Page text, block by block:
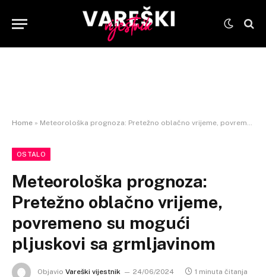
Home » Meteorološka prognoza: Pretežno oblačno vrijeme, povremeno su mogući pljuskovi sa grmljavinom
OSTALO
Meteorološka prognoza:
Pretežno oblačno vrijeme,
povremeno su mogući
pljuskovi sa grmljavinom
Objavio Vareški vijestnik 24/06/2024 1 minuta čitanja